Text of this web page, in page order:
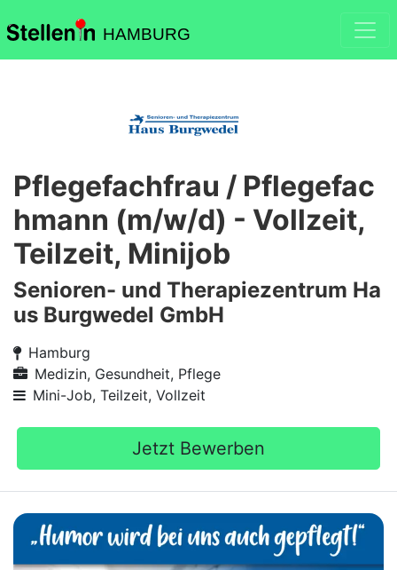
HAMBURG
Pflegefachfrau / Pflegefac
hmann (m/w/d) - Vollzeit,
Teilzeit, Minijob
Senioren- und Therapiezentrum Ha
us Burgwedel GmbH
Hamburg
Medizin, Gesundheit, Pflege
Mini-Job, Teilzeit, Vollzeit
Jetzt Bewerben